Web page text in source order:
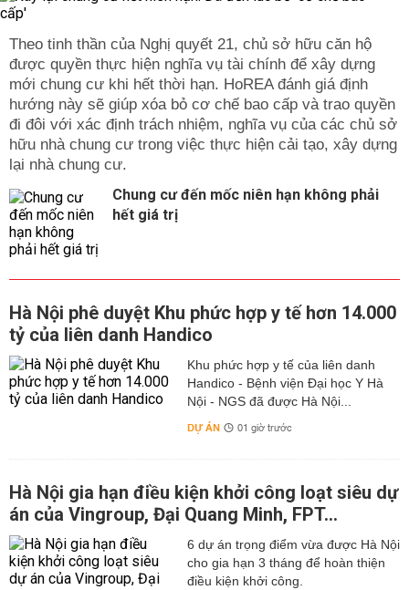
Theo tinh thần của Nghị quyết 21, chủ sở hữu căn hộ
được quyền thực hiện nghĩa vụ tài chính để xây dựng
mới chung cư khi hết thời hạn. HoREA đánh giá định
hướng này sẽ giúp xóa bỏ cơ chế bao cấp và trao quyền
đi đôi với xác định trách nhiệm, nghĩa vụ của các chủ sở
hữu nhà chung cư trong việc thực hiện cải tạo, xây dựng
lại nhà chung cư.
Chung cư đến mốc niên hạn không phải
hết giá trị
Hà Nội phê duyệt Khu phức hợp y tế hơn 14.000
tỷ của liên danh Handico
Khu phức hợp y tế của liên danh
Handico - Bệnh viện Đại học Y Hà
Nội - NGS đã được Hà Nội...
DỰ ÁN 01 giờ trước
Hà Nội gia hạn điều kiện khởi công loạt siêu dự
án của Vingroup, Đại Quang Minh, FPT...
6 dự án trọng điểm vừa được Hà Nội
cho gia hạn 3 tháng để hoàn thiện
điều kiện khởi công.